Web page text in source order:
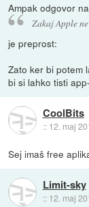
Ampak odgovor
Zakaj Apple
je preprost:
Zato ker bi potem
bi si lahko tisti
CoolBits
:: 12. maj
Sej imaš free
Limit-sky
:: 12. maj